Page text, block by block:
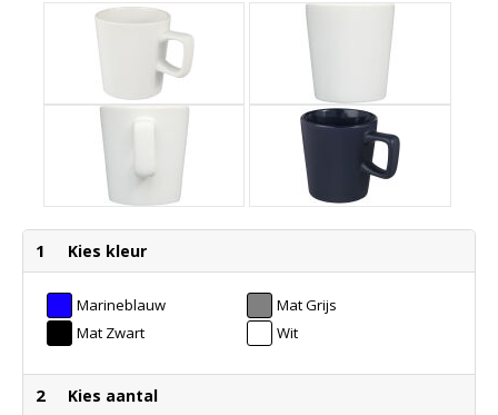
1 Kies kleur
Marineblauw
Mat Grijs
Mat Zwart
Wit
2 Kies aantal